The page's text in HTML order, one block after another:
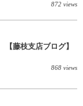
872 views
藤枝支店ブログ】
868 views